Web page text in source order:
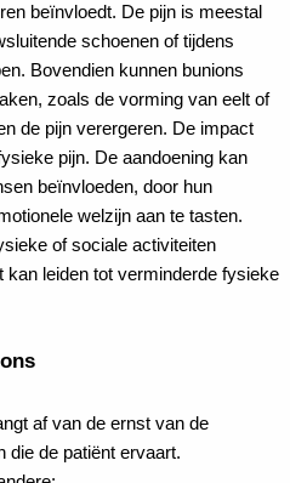
beïnvloedt. De pijn is meestal
schoenen of tijdens
Bovendien kunnen bunions
zoals de vorming van eelt of
de pijn verergeren. De impact
pijn. De aandoening kan
beïnvloeden, door hun
welzijn aan te tasten.
of sociale activiteiten
kan leiden tot verminderde fysieke
af van de ernst van de
die de patiënt ervaart.